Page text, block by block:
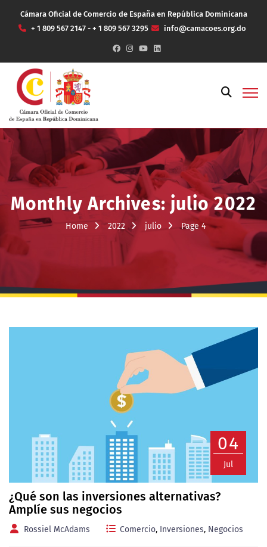
Cámara Oficial de Comercio de España en República Dominicana
+ 1 809 567 2147 - + 1 809 567 3295
info@camacoes.org.do
Monthly Archives: julio 2022
Home 2022 julio Page 4
04
Jul
¿Qué son las inversiones alternativas?
Amplíe sus negocios
Rossiel McAdams Comercio, Inversiones, Negocios